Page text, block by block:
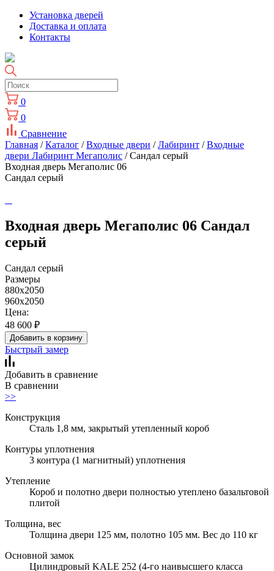
Установка дверей
Доставка и оплата
Контакты
0
0
Сравнение
Главная /Каталог /Входные двери /Лабиринт /Входные
двери Лабиринт Мегаполис / Сандал серый
Входная дверь Мегаполис 06
Сандал серый
Входная дверь Мегаполис 06 Сандал
серый
Сандал серый
Размеры
880x2050
960x2050
Цена:
48 600 ₽
Добавить в корзину
Быстрый замер
Добавить в сравнение
В сравнении
>>
Конструкция
Сталь 1,8 мм, закрытый утепленный короб
Контуры уплотнения
3 контура (1 магнитный) уплотнения
Утепление
Короб и полотно двери полностью утеплено базальтовой
плитой
Толщина, вес
Толщина двери 125 мм, полотно 105 мм. Вес до 110 кг
Основной замок
Цилиндровый KALE 252 (4-го наивысшего класса